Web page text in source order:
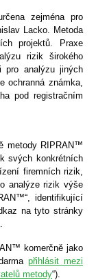
zejména pro
Lacko. Metoda
projektů. Praxe
rizik širokého
pro analýzu jiných
ochranná známka,
pod registračním
metody RIPRAN™
svých konkrétních
firemních rizik,
analýze rizik výše
identifikující
na tyto stránky
komerčně jako
přihlásit mezi
metody“).